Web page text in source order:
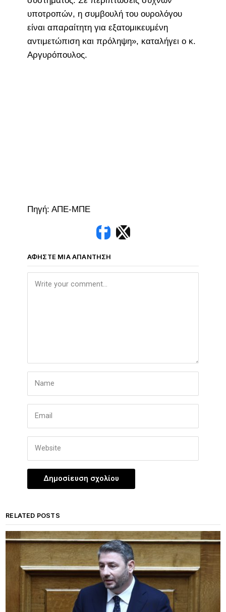
υποτροπών, η συμβουλή του ουρολόγου
είναι απαραίτητη για εξατομικευμένη
αντιμετώπιση και πρόληψη», καταλήγει ο κ.
Αργυρόπουλος.
Πηγή: ΑΠΕ-ΜΠΕ
ΑΦΉΣΤΕ ΜΙΑ ΑΠΆΝΤΗΣΗ
RELATED POSTS